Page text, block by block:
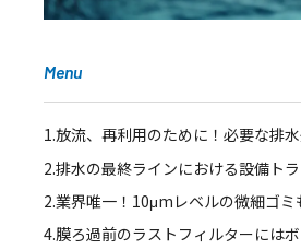
Menu
1.放流、再利用のために！必要な排
2.排水の最終ラインにおける設備ト
2.業界唯一！10μmレベルの微細ゴミ
4.膜ろ過前のラストフィルターには